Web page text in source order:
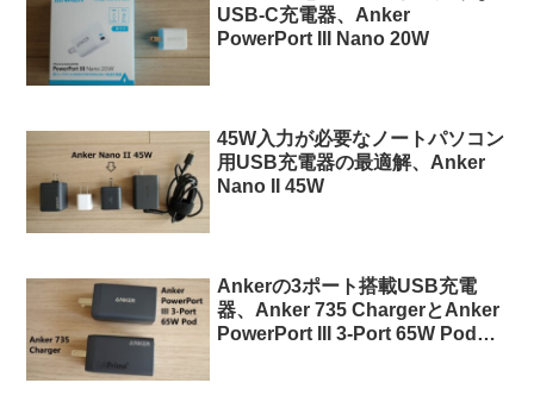
USB-C充電器、Anker
PowerPort III Nano 20W
45W入力が必要なノートパソコン
用USB充電器の最適解、Anker
Nano II 45W
Ankerの3ポート搭載USB充電
器、Anker 735 ChargerとAnker
PowerPort III 3-Port 65W Podの